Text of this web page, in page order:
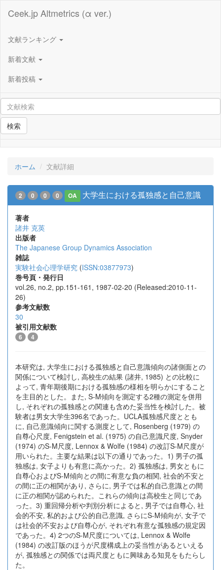
Ceek.jp Altmetrics (α ver.)
文献ランキング
新着文献
新着投稿
検索
ホーム 文献詳細
2 0 0 0 OA 大学生における孤独感と自己意識
著者
諸井 克英
出版者
The Japanese Group Dynamics Association
雑誌
実験社会心理学研究 (ISSN:03877973)
巻号頁・発行日
vol.26, no.2, pp.151-161, 1987-02-20 (Released:2010-11-
26)
参考文献数
30
被引用文献数
6 4
本研究は, 大学生における孤独感と自己意識傾向の諸側面との
関係について検討し, 高校生の結果 (諸井, 1985) との比較に
よって, 青年期後期における孤独感の様相を明らかにすること
を主目的とした。また, S-M傾向を測定する2種の測定を併用
し, それぞれの孤独感との関連も含めた妥当性を検討した。被
験者は男女大学生396名であった。UCLA孤独感尺度ととも
に, 自己意識傾向に関する測度として, Rosenberg (1979) の
自尊心尺度, Fenigstein et al. (1975) の自己意識尺度, Snyder
(1974) のS-M尺度, Lennox & Wolfe (1984) の改訂S-M尺度が
用いられた。主要な結果は以下の通りであった。1) 男子の孤
独感は, 女子よりも有意に高かった。2) 孤独感は, 男女ともに
自尊心およびS-M傾向との間に有意な負の相関, 社会的不安と
の間に正の相関があり, さらに, 男子では私的自己意識との間
に正の相関が認められた。これらの傾向は高校生と同じであ
った。3) 重回帰分析や判別分析によると, 男子では自尊心, 社
会的不安, 私的および公的自己意識, さらにS-M傾向が, 女子で
は社会的不安および自尊心が, それぞれ有意な孤独感の規定因
であった。4) 2つのS-M尺度については, Lennox & Wolfe
(1984) の改訂版のほうが尺度構成上の妥当性があるといえる
が, 孤独感との関係では両尺度ともに興味ある知見をもたらし
た。